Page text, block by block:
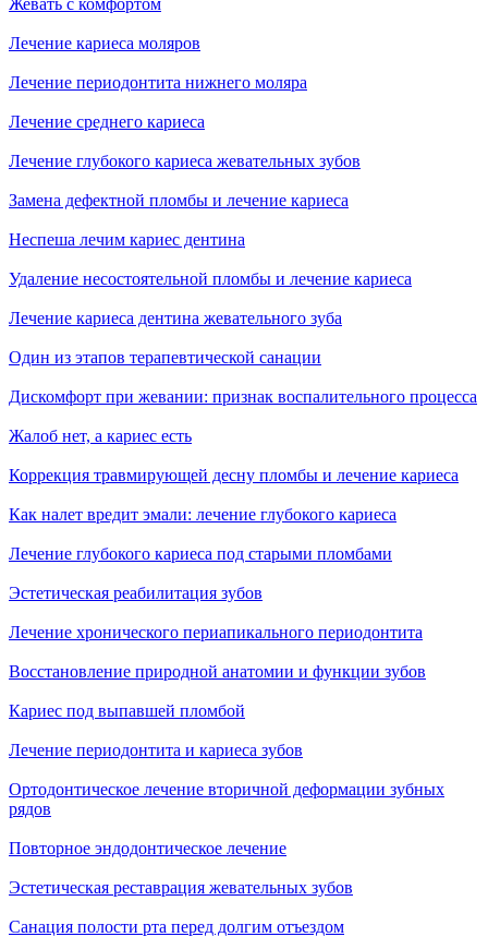
Жевать с комфортом
Лечение кариеса моляров
Лечение периодонтита нижнего моляра
Лечение среднего кариеса
Лечение глубокого кариеса жевательных зубов
Замена дефектной пломбы и лечение кариеса
Неспеша лечим кариес дентина
Удаление несостоятельной пломбы и лечение кариеса
Лечение кариеса дентина жевательного зуба
Один из этапов терапевтической санации
Дискомфорт при жевании: признак воспалительного процесса
Жалоб нет, а кариес есть
Коррекция травмирующей десну пломбы и лечение кариеса
Как налет вредит эмали: лечение глубокого кариеса
Лечение глубокого кариеса под старыми пломбами
Эстетическая реабилитация зубов
Лечение хронического периапикального периодонтита
Восстановление природной анатомии и функции зубов
Кариес под выпавшей пломбой
Лечение периодонтита и кариеса зубов
Ортодонтическое лечение вторичной деформации зубных
рядов
Повторное эндодонтическое лечение
Эстетическая реставрация жевательных зубов
Санация полости рта перед долгим отъездом